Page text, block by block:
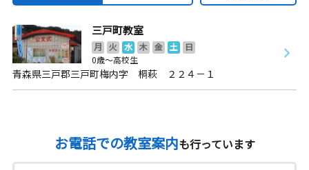
三戸町教室
月 火 水 木 金 土
日
0歳～高校生
青森県三戸郡三戸町梅内字 桐萩 ２２４－１
お電話での教室案内も行っています